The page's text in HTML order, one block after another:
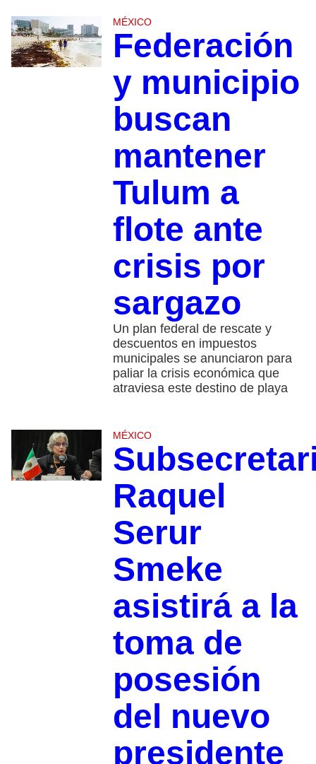
MÉXICO
Federación
y municipio
buscan
mantener
Tulum a
flote ante
crisis por
sargazo
Un plan federal de rescate y
descuentos en impuestos
municipales se anunciaron para
paliar la crisis económica que
atraviesa este destino de playa
MÉXICO
Raquel
Serur
Smeke
asistirá a la
toma de
posesión
del nuevo
presidente